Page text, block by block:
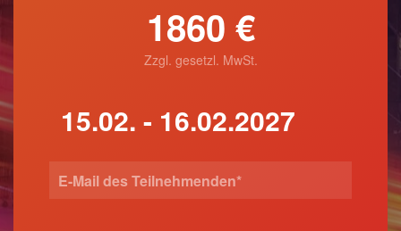
1860 €
Zzgl. gesetzl. MwSt.